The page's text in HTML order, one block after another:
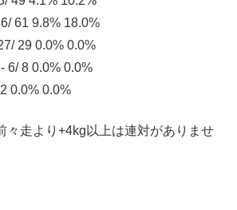
61 9.8% 18.0%
29 0.0% 0.0%
6/ 8 0.0% 0.0%
0.0% 0.0%
々走より+4kg以上は連対がありませ